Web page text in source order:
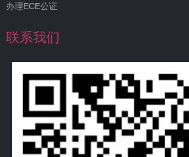
办理ECE公证
联系我们